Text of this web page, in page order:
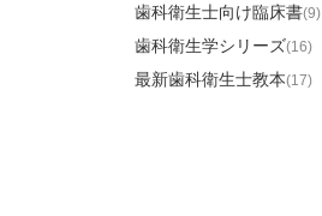
歯科衛生士向け臨床書(9)
歯科衛生学シリーズ(16)
最新歯科衛生士教本(17)